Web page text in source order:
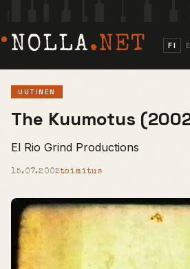
NOLLA.NET FI
UUTINEN
The Kuumotus
El Rio Grind Productions
15.07.2002toimitus